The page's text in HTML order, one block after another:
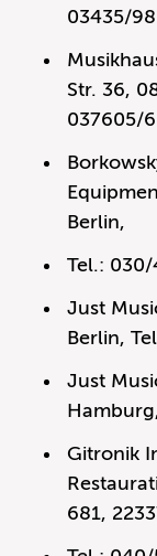
03435/
Str. 36,
037605/
Berlin,
Tel.:
Just
Berlin,
Just
Gitronik
681,